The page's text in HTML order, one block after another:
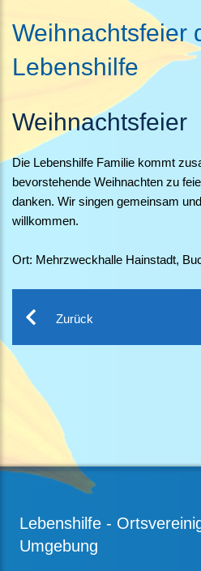
Weihnachtsfeier
Lebenshilfe
Weihnachtsfeier
Die Lebenshilfe Familie kommt
bevorstehende Weihnachten zu
danken. Wir singen gemeinsam
willkommen.
Ort: Mehrzweckhalle Hainstadt,
Zurück
Lebenshilfe -
Umgebung